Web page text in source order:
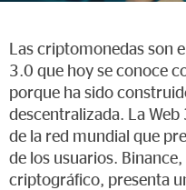
Las criptomonedas son
3.0 que hoy se conoce
porque ha sido
descentralizada. La
de la red mundial que
de los usuarios.
criptográfico, presenta